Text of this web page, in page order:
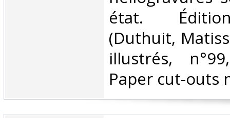
état.
(Duthuit,
illustrés,
Paper cut-outs